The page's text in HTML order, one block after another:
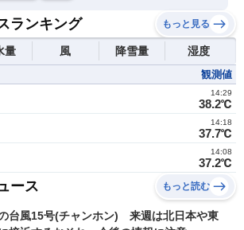
ランキング もっと見る
量 風 降雪量 湿度
観測値
38.2℃
14:29
37.7℃
14:18
37.2℃
14:08
ース もっと読む
台風15号(チャンホン) 来週は北日本や東